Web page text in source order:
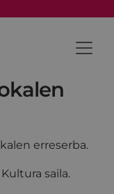
erreserba.
saila.